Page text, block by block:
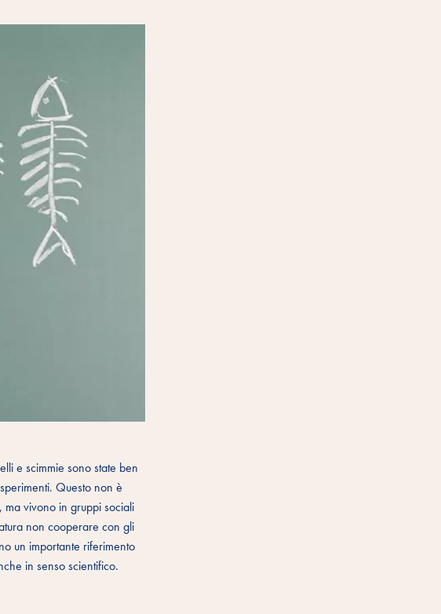
e scimmie sono state ben
Questo non è
ma vivono in gruppi sociali
non cooperare con gli
un importante riferimento
in senso scientifico.